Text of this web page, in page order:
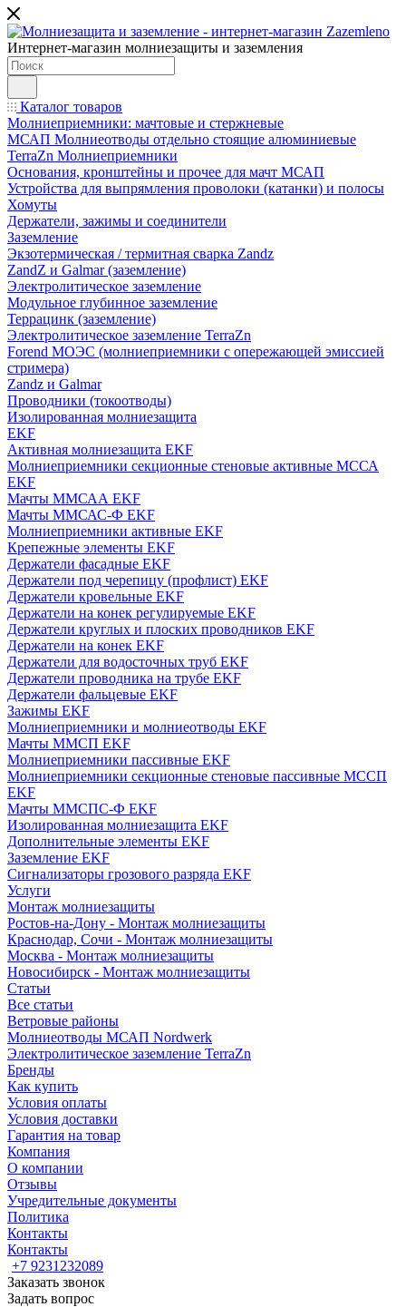
Интернет-магазин молниезащиты и заземления
Каталог товаров
Молниеприемники: мачтовые и стержневые
МСАП Молниеотводы отдельно стоящие алюминиевые
TerraZn Молниеприемники
Основания, кронштейны и прочее для мачт МСАП
Устройства для выпрямления проволоки (катанки) и полосы
Хомуты
Держатели, зажимы и соединители
Заземление
Экзотермическая / термитная сварка Zandz
ZandZ и Galmar (заземление)
Электролитическое заземление
Модульное глубинное заземление
Террацинк (заземление)
Электролитическое заземление TerraZn
Forend МОЭС (молниеприемники с опережающей эмиссией
стримера)
Zandz и Galmar
Проводники (токоотводы)
Изолированная молниезащита
EKF
Активная молниезащита EKF
Молниеприемники секционные стеновые активные МССА
EKF
Мачты ММСАА EKF
Мачты ММСАС-Ф EKF
Молниеприемники активные EKF
Крепежные элементы EKF
Держатели фасадные EKF
Держатели под черепицу (профлист) EKF
Держатели кровельные EKF
Держатели на конек регулируемые EKF
Держатели круглых и плоских проводников EKF
Держатели на конек EKF
Держатели для водосточных труб EKF
Держатели проводника на трубе EKF
Держатели фальцевые EKF
Зажимы EKF
Молниеприемники и молниеотводы EKF
Мачты ММСП EKF
Молниеприемники пассивные EKF
Молниеприемники секционные стеновые пассивные МССП
EKF
Мачты ММСПС-Ф EKF
Изолированная молниезащита EKF
Дополнительные элементы EKF
Заземление EKF
Сигнализаторы грозового разряда EKF
Услуги
Монтаж молниезащиты
Ростов-на-Дону - Монтаж молниезащиты
Краснодар, Сочи - Монтаж молниезащиты
Москва - Монтаж молниезащиты
Новосибирск - Монтаж молниезащиты
Статьи
Все статьи
Ветровые районы
Молниеотводы МСАП Nordwerk
Электролитическое заземление TerraZn
Бренды
Как купить
Условия оплаты
Условия доставки
Гарантия на товар
Компания
О компании
Отзывы
Учредительные документы
Политика
Контакты
Контакты
+7 9231232089
Заказать звонок
Задать вопрос